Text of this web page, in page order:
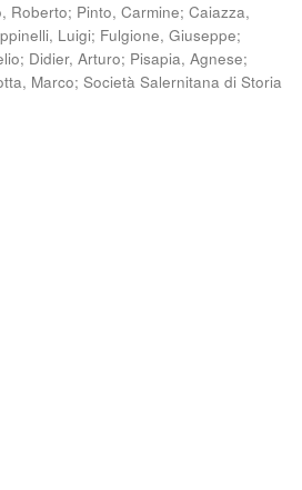
Roberto; Pinto, Carmine; Caiazza,
Luigi; Fulgione, Giuseppe;
; Didier, Arturo; Pisapia, Agnese;
Marco; Società Salernitana di Storia